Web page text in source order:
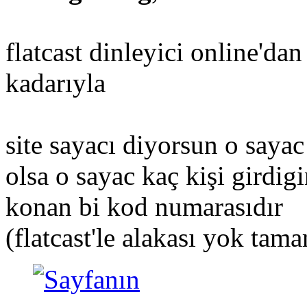
flatcast dinleyici
kadarıyla
site sayacı diyorsun o
olsa o sayac kaç kişi
konan bi kod numarasıdır
(flatcast'le alakası yok